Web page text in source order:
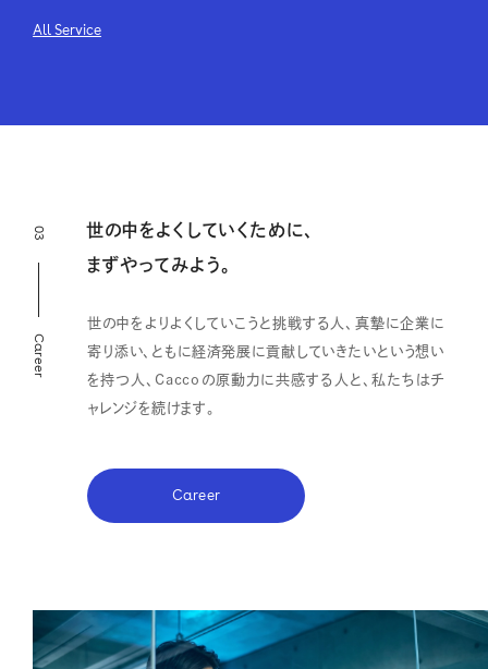
All Service
世の中をよくしていくために、
まずやってみよう。
世の中をよりよくしていこうと挑戦する人、真摯に企業に
寄り添い、ともに経済発展に貢献していきたいという想い
を持つ人、Caccoの原動力に共感する人と、私たちはチ
ャレンジを続けます。
Career
03
Career